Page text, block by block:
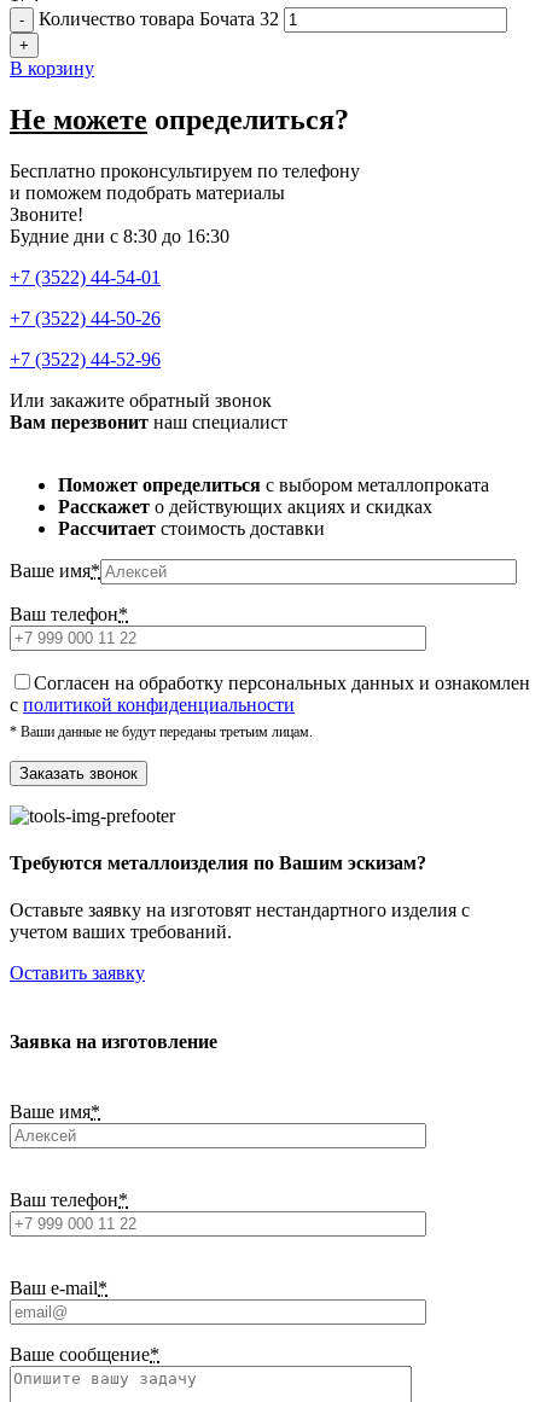
Количество товара Бочата 32
В корзину
Не можете определиться?
Бесплатно проконсультируем по телефону
и поможем подобрать материалы
Звоните!
Будние дни с 8:30 до 16:30
+7 (3522) 44-54-01
+7 (3522) 44-50-26
+7 (3522) 44-52-96
Или закажите обратный звонок
Вам перезвонит наш специалист
Поможет определиться с выбором металлопроката
Расскажет о действующих акциях и скидках
Рассчитает стоимость доставки
Ваше имя*
Ваш телефон*
Cогласен на обработку персональных данных и ознакомлен
с политикой конфиденциальности
* Ваши данные не будут переданы третьим лицам.
Требуются металлоизделия по Вашим эскизам?
Оставьте заявку на изготовят нестандартного изделия с
учетом ваших требований.
Оставить заявку
Заявка на изготовление
Ваше имя*
Ваш телефон*
Ваш e-mail*
Ваше сообщение*